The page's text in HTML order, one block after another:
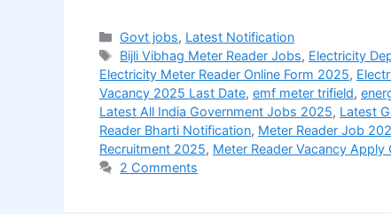
Categories
Govt jobs, Latest Notification
Tags
Bijli Vibhag Meter Reader Jobs, Electricity
Electricity Meter Reader Online Form 2025,
Vacancy 2025 Last Date, emf meter trifield,
Latest All India Government Jobs 2025, Latest
Reader Bharti Notification, Meter Reader Job
Recruitment 2025, Meter Reader Vacancy Apply
2 Comments